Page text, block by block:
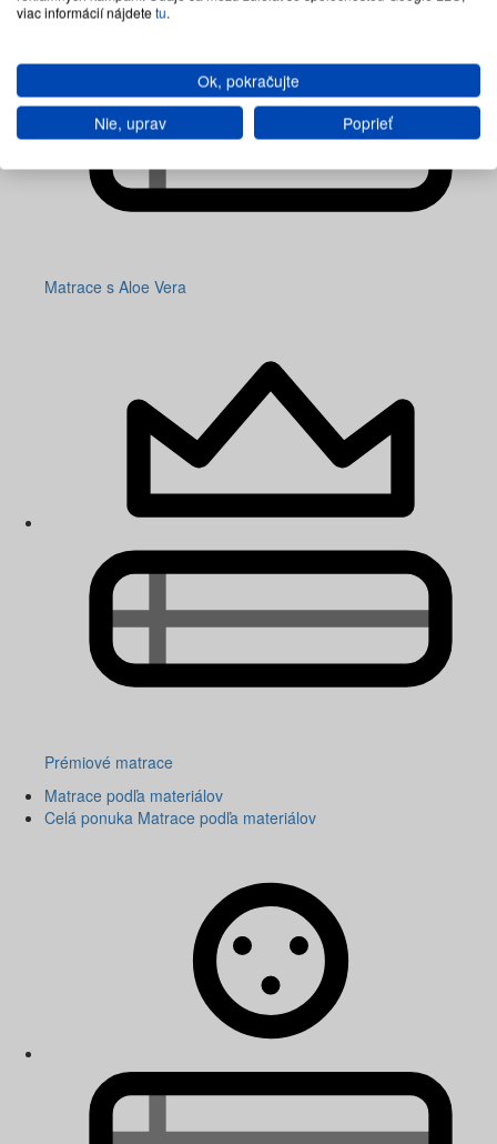
Matrace s Aloe Vera
Prémiové matrace
Matrace podľa materiálov
Celá ponuka Matrace podľa materiálov
viac informácií nájdetetu.
Ok, pokračujte
Nie, uprav
Poprieť